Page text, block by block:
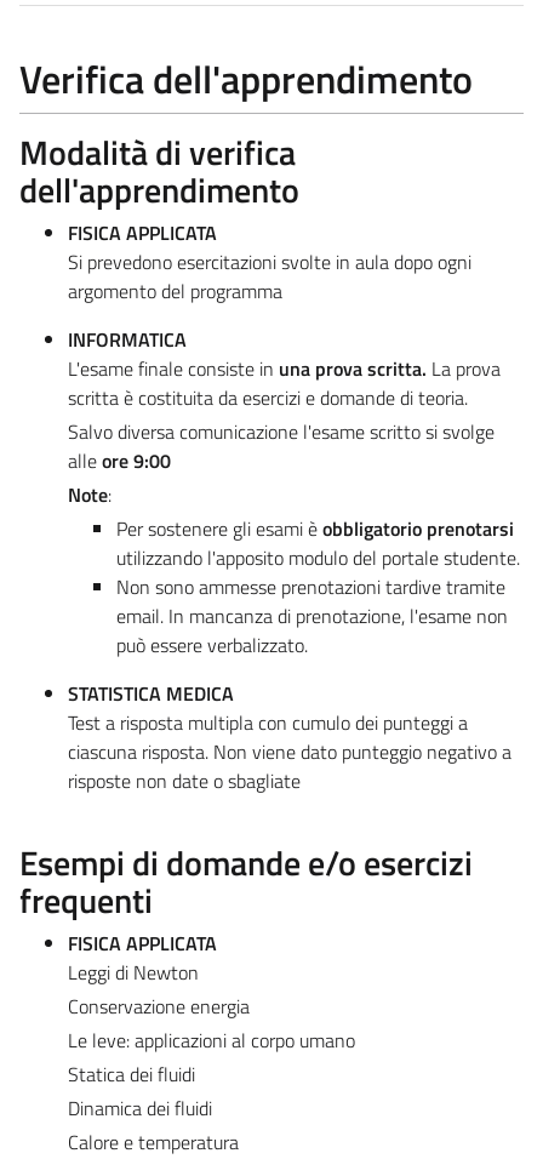
Verifica dell'apprendimento
Modalità di verifica
dell'apprendimento
FISICA APPLICATA
Si prevedono esercitazioni svolte in aula dopo ogni
argomento del programma
INFORMATICA
L'esame finale consiste in una prova scritta. La prova
scritta è costituita da esercizi e domande di teoria.
Salvo diversa comunicazione l'esame scritto si svolge
alleore 9:00
Note:
Per sostenere gli esami èobbligatorio prenotarsi
utilizzando l'apposito modulo del portale studente.
Non sono ammesse prenotazioni tardive tramite
email. In mancanza di prenotazione, l'esame non
può essere verbalizzato.
STATISTICA MEDICA
Test a risposta multipla con cumulo dei punteggi a
ciascuna risposta. Non viene dato punteggio negativo a
risposte non date o sbagliate
Esempi di domande e/o esercizi
frequenti
FISICA APPLICATA
Leggi di Newton
Conservazione energia
Le leve: applicazioni al corpo umano
Statica dei fluidi
Dinamica dei fluidi
Calore e temperatura